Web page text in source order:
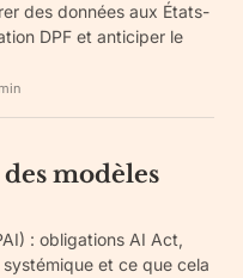
des données aux États-
DPF et anticiper le
min
modèles
: obligations AI Act,
et ce que cela